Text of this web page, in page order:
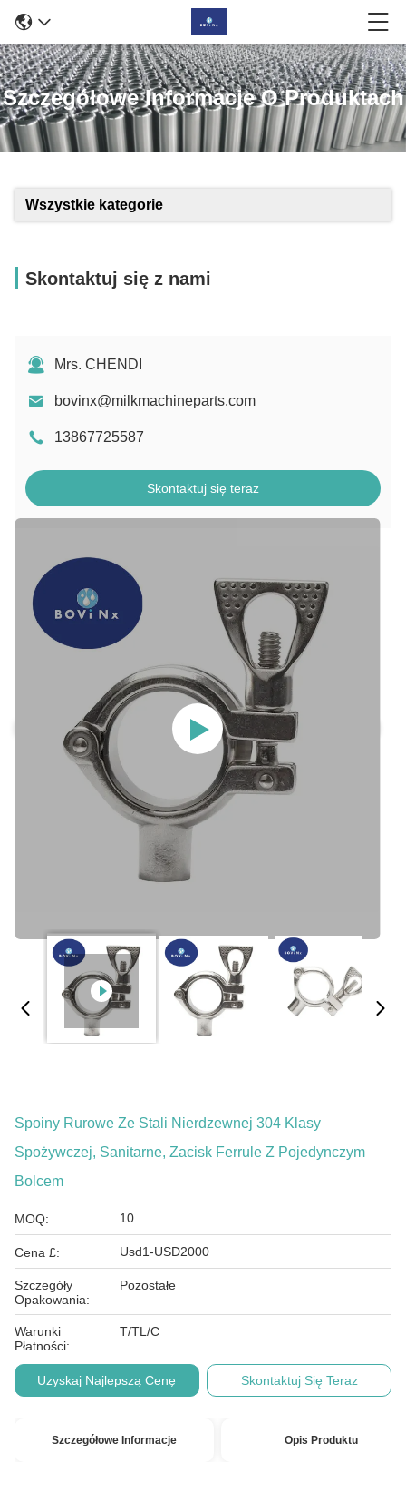
Szczegółowe Informacje O Produktach
Wszystkie kategorie
Skontaktuj się z nami
Mrs. CHENDI
bovinx@milkmachineparts.com
13867725587
Skontaktuj się teraz
Spoiny Rurowe Ze Stali Nierdzewnej 304 Klasy
Spożywczej, Sanitarne, Zacisk Ferrule Z Pojedynczym
Bolcem
MOQ: 10
Cena £: Usd1-USD2000
Szczegóły
Opakowania:
Pozostałe
Warunki
Płatności:
T/TL/C
Uzyskaj Najlepszą Cenę Skontaktuj Się Teraz
Szczegółowe Informacje Opis Produktu